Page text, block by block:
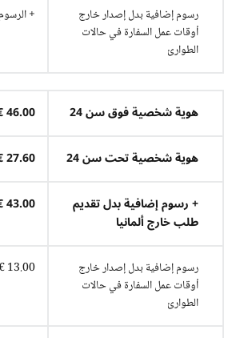
رسوم إضافية بدل إصدار خارج
أوقات عمل السفارة في حالات
الطوارئ
+
هوية شخصية فوق سن 24
46.00 €
هوية شخصية تحت سن 24
27.60 €
+ رسوم إضافية بدل تقديم
طلب خارج ألمانيا
43.00 €
رسوم إضافية بدل إصدار خارج
أوقات عمل السفارة في حالات
الطوارئ
13.00 €